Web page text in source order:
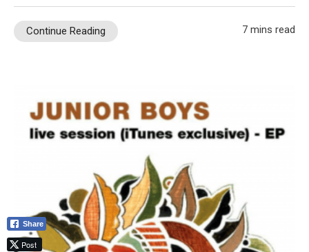
Continue Reading 7 mins read
Share
Post